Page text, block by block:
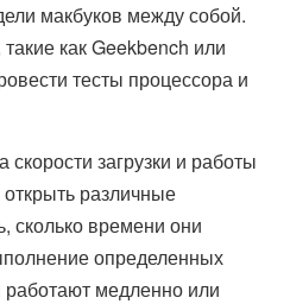
макбуков между собой.
как Geekbench или
тесты процессора и
скорости загрузки и работы
различные
сколько времени они
определенных
медленно или